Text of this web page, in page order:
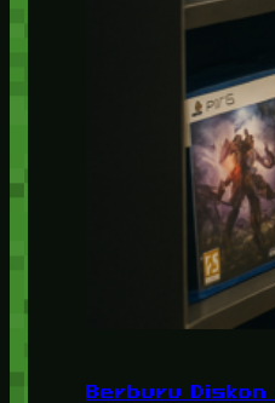
Berburu